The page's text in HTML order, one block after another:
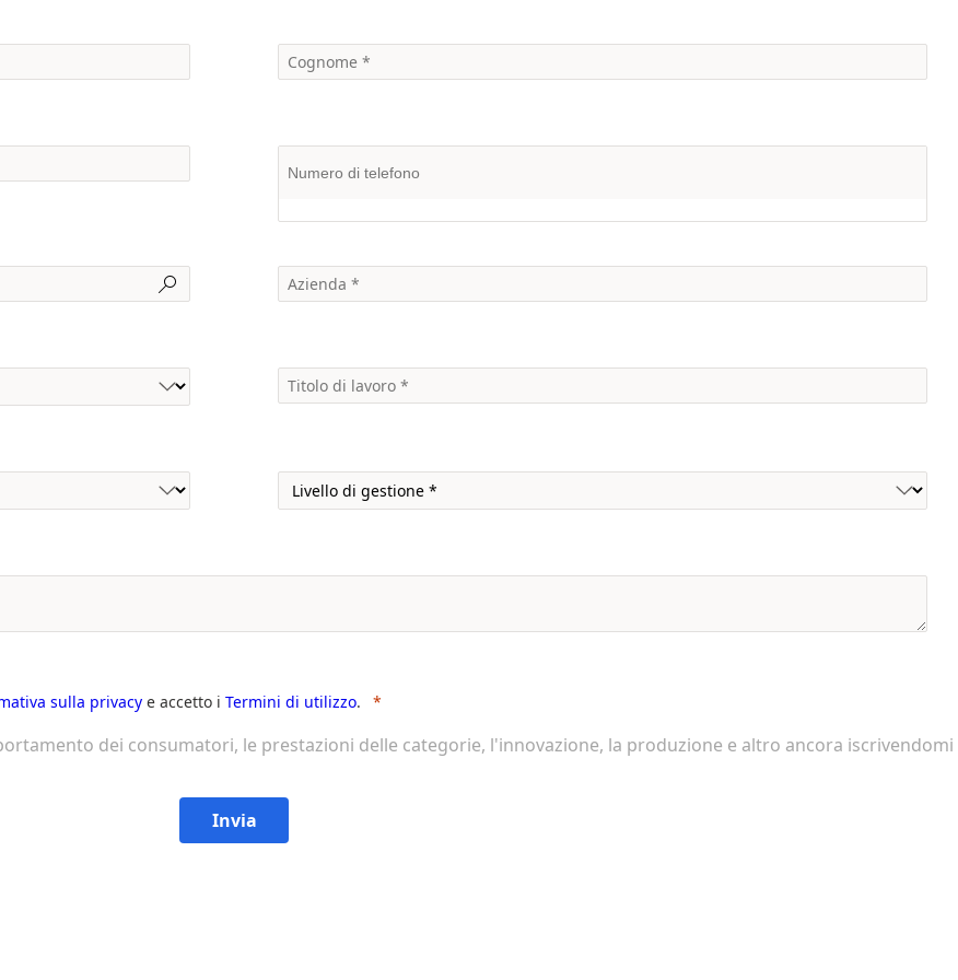
sulla privacy e accetto i Termini di utilizzo.
dei consumatori, le prestazioni delle categorie, l'innovazione, la produzione e altro ancora iscrivendomi
Invia